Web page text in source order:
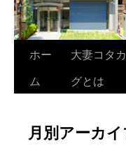
ホー
ム
大妻コタ
グとは
月別アーカ